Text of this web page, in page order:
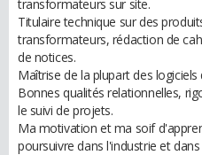
transformateurs sur site.
Titulaire technique sur des
transformateurs, rédaction de
de notices.
Maîtrise de la plupart des
Bonnes qualités relationnelles,
le suivi de projets.
Ma motivation et ma soif
poursuivre dans l'industrie et